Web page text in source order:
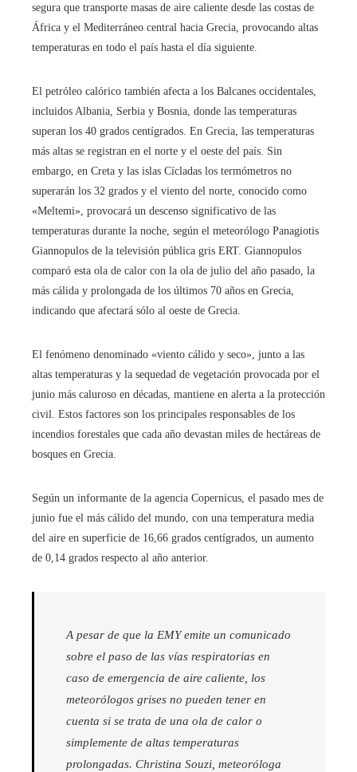
segura que transporte masas de aire caliente desde las costas de
África y el Mediterráneo central hacia Grecia, provocando altas
temperaturas en todo el país hasta el día siguiente.
El petróleo calórico también afecta a los Balcanes occidentales,
incluidos Albania, Serbia y Bosnia, donde las temperaturas
superan los 40 grados centígrados. En Grecia, las temperaturas
más altas se registran en el norte y el oeste del país. Sin
embargo, en Creta y las islas Cícladas los termómetros no
superarán los 32 grados y el viento del norte, conocido como
«Meltemi», provocará un descenso significativo de las
temperaturas durante la noche, según el meteorólogo Panagiotis
Giannopulos de la televisión pública gris ERT. Giannopulos
comparó esta ola de calor con la ola de julio del año pasado, la
más cálida y prolongada de los últimos 70 años en Grecia,
indicando que afectará sólo al oeste de Grecia.
El fenómeno denominado «viento cálido y seco», junto a las
altas temperaturas y la sequedad de vegetación provocada por el
junio más caluroso en décadas, mantiene en alerta a la protección
civil. Estos factores son los principales responsables de los
incendios forestales que cada año devastan miles de hectáreas de
bosques en Grecia.
Según un informante de la agencia Copernicus, el pasado mes de
junio fue el más cálido del mundo, con una temperatura media
del aire en superficie de 16,66 grados centígrados, un aumento
de 0,14 grados respecto al año anterior.
A pesar de que la EMY emite un comunicado
sobre el paso de las vías respiratorias en
caso de emergencia de aire caliente, los
meteorólogos grises no pueden tener en
cuenta si se trata de una ola de calor o
simplemente de altas temperaturas
prolongadas. Christina Souzi, meteoróloga